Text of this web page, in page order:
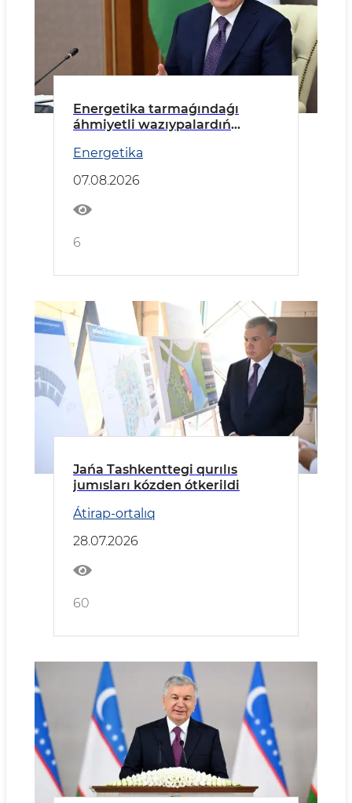
Energetika tarmaǵındaǵı
áhmiyetli wazıypalardıń
Energetika
07.08.2026
6
Jańa Tashkenttegi qurılıs
jumısları kózden ótkerildi
Átirap-ortalıq
28.07.2026
60